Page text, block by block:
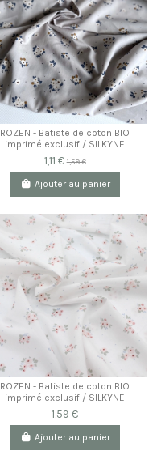
ROZEN - Batiste de coton BIO
imprimé exclusif / SILKYNE
1,11 €1,59 €
Ajouter au panier
ROZEN - Batiste de coton BIO
imprimé exclusif / SILKYNE
1,59 €
Ajouter au panier